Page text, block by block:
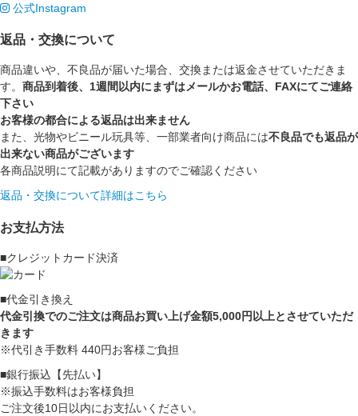
公式Instagram
返品・交換について
商品違いや、不良品が届いた場合、交換または返金させていただきま
す。 商品到着後、1週間以内にまずはメールかお電話、FAXにてご連絡
下さい
お客様の都合による返品は出来ません
また、光物やビニール玩具等、一部業者向け商品には不良品でも返品が
出来ない商品がございます
各商品説明にて記載がありますのでご確認ください
返品・交換について詳細はこちら
お支払方法
■クレジットカード決済
■代金引き換え
代金引換でのご注文は商品お買い上げ金額5,000円以上とさせていただ
きます
※代引き手数料 440円お客様ご負担
■銀行振込【先払い】
※振込手数料はお客様負担
ご注文後10日以内にお支払いください。